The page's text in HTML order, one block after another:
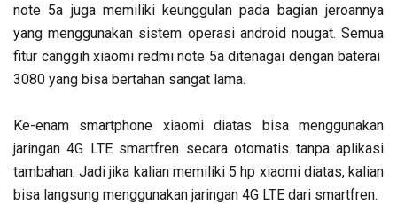
note 5a juga memiliki keunggulan pada bagian jeroannya
yang menggunakan sistem operasi android nougat. Semua
fitur canggih xiaomi redmi note 5a ditenagai dengan baterai
3080 yang bisa bertahan sangat lama.
Ke-enam smartphone xiaomi diatas bisa menggunakan
jaringan 4G LTE smartfren secara otomatis tanpa aplikasi
tambahan. Jadi jika kalian memiliki 5 hp xiaomi diatas, kalian
bisa langsung menggunakan jaringan 4G LTE dari smartfren.